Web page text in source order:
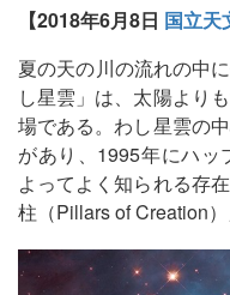
【2018年6月8日 国立天
夏の天の川の流れの中
し星雲」は、太陽より
場である。わし星雲の
があり、1995年にハ
よってよく知られる存
柱（Pillars of Creation